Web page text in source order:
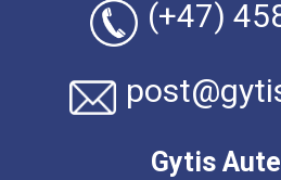
(+47)
Gytis